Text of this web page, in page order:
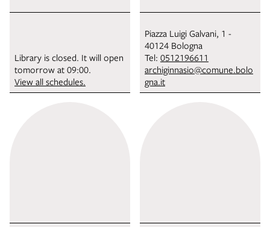
Library is closed. It will open
tomorrow at 09:00.
View all schedules.
Piazza Luigi Galvani, 1 -
40124 Bologna
Tel: 0512196611
archiginnasio@comune.bolo
gna.it